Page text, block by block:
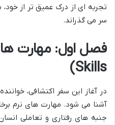
تجربه ای از درک عمیق تر از خود،
سر می گذراند.
Skills)
در آغاز این سفر اکتشافی،
آشنا می شود. مهارت های نرم
جنبه های رفتاری و تعاملی